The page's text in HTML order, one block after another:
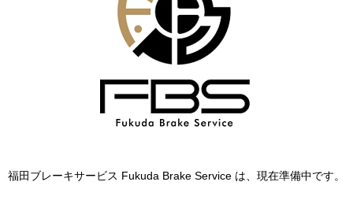
福田ブレーキサービス Fukuda Brake Service は、現在準備中です。